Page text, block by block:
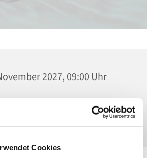
Cookies
2027, 09:00 Uhr
Kirche, Platanenstraße